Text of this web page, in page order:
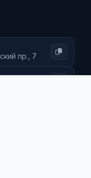
пр., 7